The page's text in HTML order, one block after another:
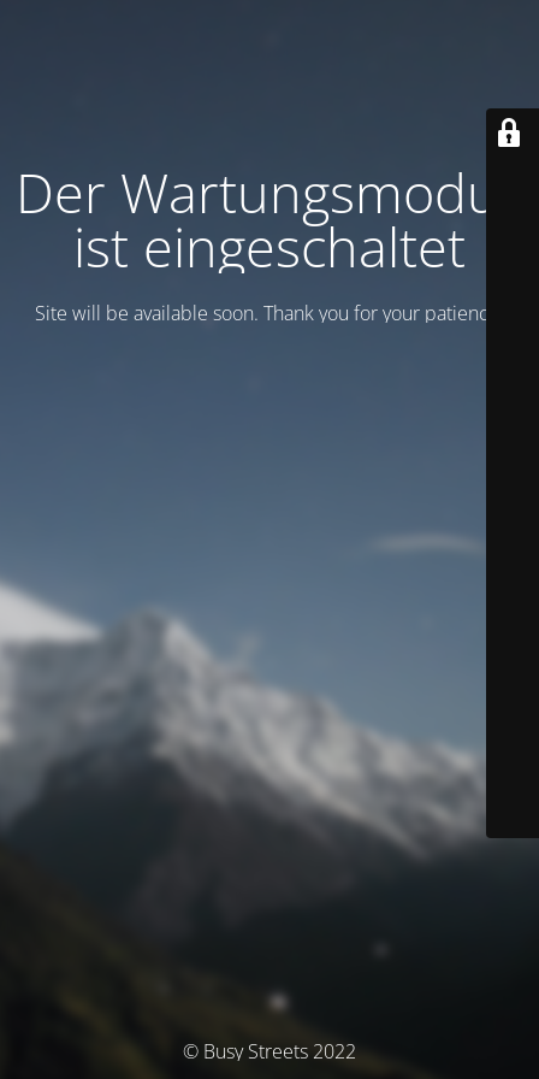
Der Wartungsmodus
ist eingeschaltet
Site will be available soon. Thank you for your patience!
© Busy Streets 2022